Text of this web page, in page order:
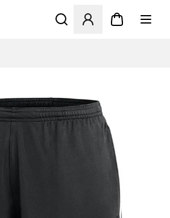
Åbner en Modal til at